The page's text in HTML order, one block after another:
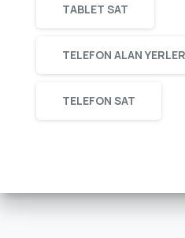
TABLET SAT
TELEFON ALAN YERLER
TELEFON SAT